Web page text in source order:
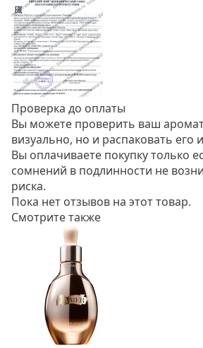
Проверка до оплаты
Вы можете проверить ваш
визуально, но и распаковать его
Вы оплачиваете покупку только
сомнений в подлинности не
риска.
Пока нет отзывов на этот товар.
Смотрите также